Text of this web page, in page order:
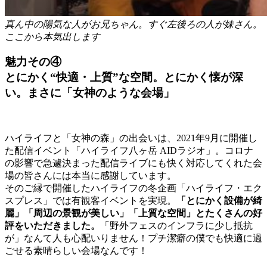
真ん中の陽気な人がお兄ちゃん。すぐ左後ろの人が妹さん。
ここから本気出します
魅力その④
とにかく“快適・上質”な空間。とにかく懐が深
い。まさに「女神のような会場」
ハイライフと「女神の森」の出会いは、2021年9月に開催し
た配信イベント「ハイライフ八ヶ岳 AIDラジオ」。コロナ
の影響で急遽決まった配信ライブにも快く対応してくれた会
場の皆さんには本当に感謝しています。
そのご縁で開催したハイライフの冬企画「ハイライフ・エク
スプレス」では有観客イベントを実現。
「とにかく設備が綺
麗」「周辺の景観が美しい」「上質な空間」とたくさんの好
評をいただきました。
「野外フェスのインフラに少し抵抗
が」なんて人も心配いりません！プチ潔癖の僕でも快適に過
ごせる素晴らしい会場なんです！